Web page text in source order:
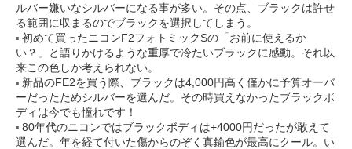
ルバー嫌いなシルバーになる事が多い。その点、ブラックは許せ
る範囲に収まるのでブラックを選択してしまう。
初めて買ったニコンF2フォトミックSの「お前に使えるか
い？」と語りかけるような重厚で冷たいブラックに感動。それ以
来この色しか考えられない。
新品のFE2を買う際、ブラックは4,000円高く僅かに予算オーバ
ーだったためシルバーを選んだ。その時買えなかったブラックボ
ディは今でも憧れです！
80年代のニコンではブラックボディは+4000円だったが敢えて
選んだ。年を経て付いた傷からのぞく真鍮色が最高にクール。い